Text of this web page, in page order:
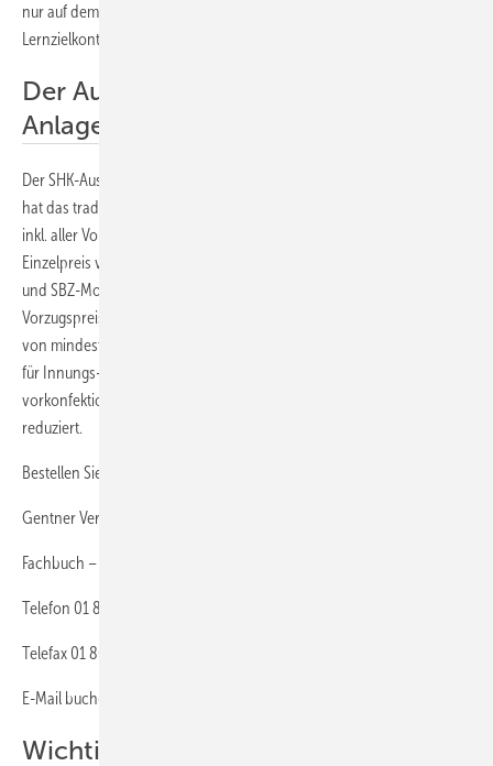
nur auf dem Laufenden zu bleiben will. Auf Wunsch gibt es auch eine
Lernzielkontrolle, mit der man seinen Wissenstand abchecken kann.
Der Ausbildungsordner f��r SHK
Anlagenmechaniker
Der SHK-Ausbildungsordner vereinfacht die Berichtsheftführung und
hat das traditionelle Berichtsheft vielerorts schon abgelöst Er kann
inkl. aller Vorlagen und der Muster-CD beim Gentner-Verlag zum
Einzelpreis von 24,90 Euro zzgl. Versandkosten bezogen werden. SBZ
und SBZ-Monteur-Abonnenten erhalten den Ring-Ordner zum
Vorzugspreis von 19,90 Euro zzgl. Versandkosten. Bei der Bestellung
von mindestens 25 Ordnern greift die neu eingeführte Mengenstaffel
für Innungs- bzw. Klassenbezüge, die den Preis für den fertig
vorkonfektionierten Ordner auf nur
reduziert.
Bestellen Sie jetzt gleich und machen Sie sich das Leben einfacher!
Gentner Verlag
Fachbuch – Neue Medien
Telefon 01 80/5 43 68 76
Telefax 01 80/5 43 68 80
E-Mail buch@gentnerverlag.de
Wichtig f��r eine erfolreiche